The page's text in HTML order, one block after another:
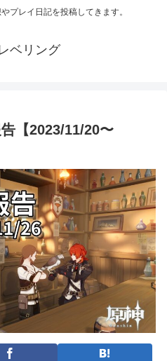
プレイ日記を投稿してきます。
ベリング
【2023/11/20〜